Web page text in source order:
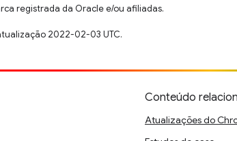
registrada da Oracle e/ou afiliadas.
2022-02-03 UTC.
Conteúdo
Atualizações do